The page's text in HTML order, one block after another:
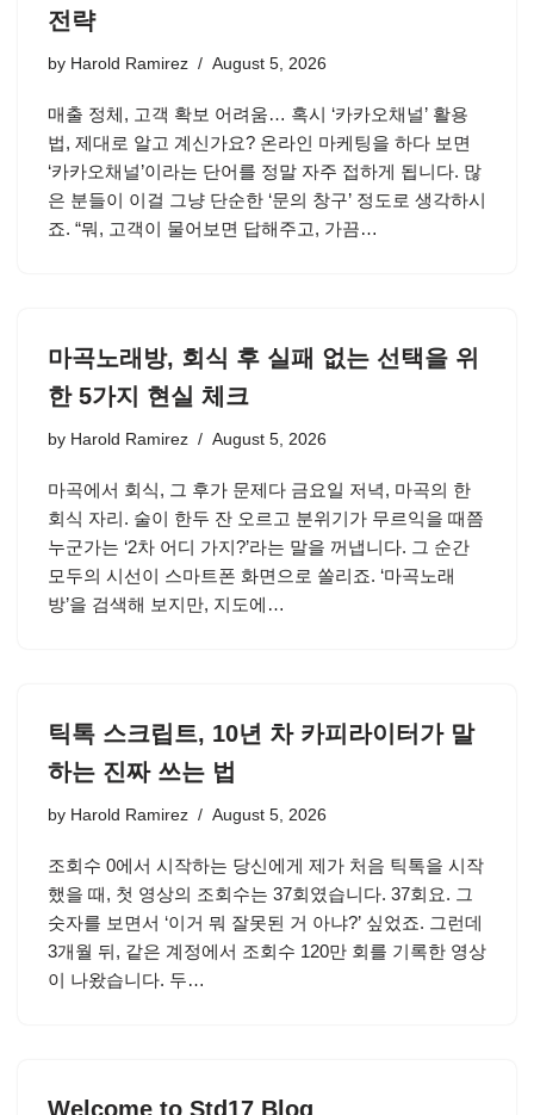
전략
by Harold Ramirez August 5, 2026
매출 정체, 고객 확보 어려움… 혹시 ‘카카오채널’ 활용
법, 제대로 알고 계신가요? 온라인 마케팅을 하다 보면
‘카카오채널’이라는 단어를 정말 자주 접하게 됩니다. 많
은 분들이 이걸 그냥 단순한 ‘문의 창구’ 정도로 생각하시
죠. “뭐, 고객이 물어보면 답해주고, 가끔…
마곡노래방, 회식 후 실패 없는 선택을 위
한 5가지 현실 체크
by Harold Ramirez August 5, 2026
마곡에서 회식, 그 후가 문제다 금요일 저녁, 마곡의 한
회식 자리. 술이 한두 잔 오르고 분위기가 무르익을 때쯤
누군가는 ‘2차 어디 가지?’라는 말을 꺼냅니다. 그 순간
모두의 시선이 스마트폰 화면으로 쏠리죠. ‘마곡노래
방’을 검색해 보지만, 지도에…
틱톡 스크립트, 10년 차 카피라이터가 말
하는 진짜 쓰는 법
by Harold Ramirez August 5, 2026
조회수 0에서 시작하는 당신에게 제가 처음 틱톡을 시작
했을 때, 첫 영상의 조회수는 37회였습니다. 37회요. 그
숫자를 보면서 ‘이거 뭐 잘못된 거 아냐?’ 싶었죠. 그런데
3개월 뒤, 같은 계정에서 조회수 120만 회를 기록한 영상
이 나왔습니다. 두…
Welcome to Std17 Blog